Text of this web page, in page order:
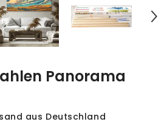
Panorama
aus Deutschland